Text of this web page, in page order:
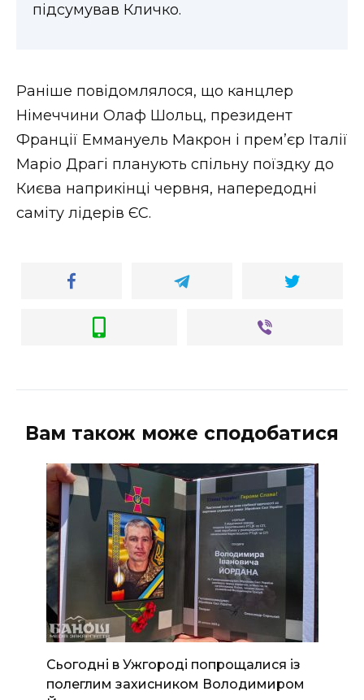
підсумував Кличко.
Раніше повідомлялося, що канцлер
Німеччини Олаф Шольц, президент
Франції Еммануель Макрон і прем’єр Італії
Маріо Драгі планують спільну поїздку до
Києва наприкінці червня, напередодні
саміту лідерів ЄС.
Вам також може сподобатися
Сьогодні в Ужгороді попрощалися із
полеглим захисником Володимиром